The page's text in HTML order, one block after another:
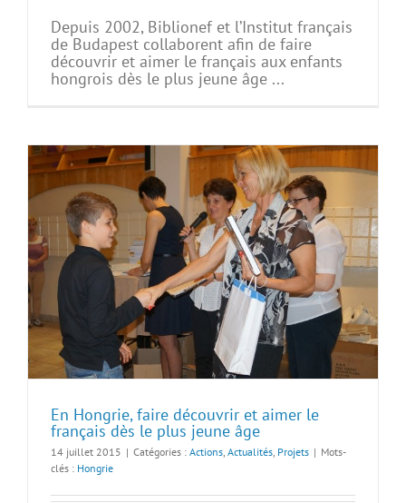
Depuis 2002, Biblionef et l’Institut français
de Budapest collaborent afin de faire
découvrir et aimer le français aux enfants
hongrois dès le plus jeune âge ...
En Hongrie, faire découvrir et aimer le
français dès le plus jeune âge
14 juillet 2015 | Catégories : Actions Actualités Projets | Mots-
clés : Hongrie